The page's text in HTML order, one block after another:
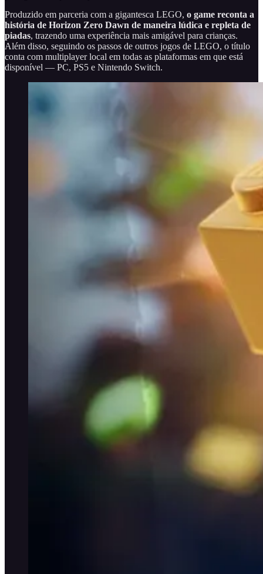
Produzido em parceria com a gigantesca LEGO, o game reconta a
história de Horizon Zero Dawn de maneira lúdica e repleta de
piadas, trazendo uma experiência mais amigável para crianças.
Além disso, seguindo os passos de outros jogos de LEGO, o título
conta com multiplayer local em todas as plataformas em que está
disponível — PC, PS5 e Nintendo Switch.